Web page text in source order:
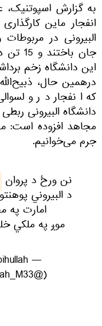
انفجار ماین
البیرونی در
جان
این دانشگاه زخم
درهمین حال،
که انفجار در
دانشگاه البیرونی
مجاهد افزوده است:
جرم می‌خوانیم.
نن ورځ د پروان
د البیروني
امارت په
موږ په ملکي
(@Zabehulah_M33)